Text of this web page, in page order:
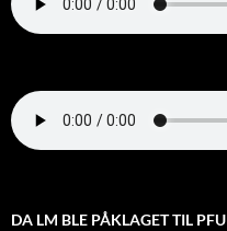
DA LM BLE PÅKLAGET TIL PFU